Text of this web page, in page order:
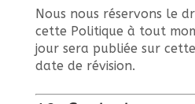
Nous nous réservons le
cette Politique à tout
jour sera publiée sur
date de révision.